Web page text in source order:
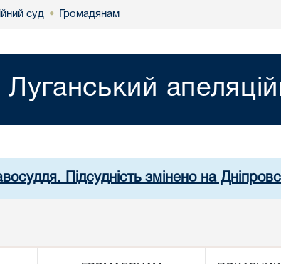
суд • Громадянам
Луганський
Підсудність змінено на